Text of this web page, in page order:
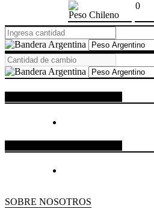
Peso Chileno
0
SOBRE NOSOTROS